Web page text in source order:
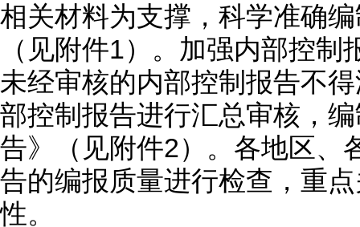
相关材料为支撑，科学准确
（见附件1）。加强内部控
未经审核的内部控制报告不
部控制报告进行汇总审核，
告》（见附件2）。各地区、
告的编报质量进行检查，重
性。